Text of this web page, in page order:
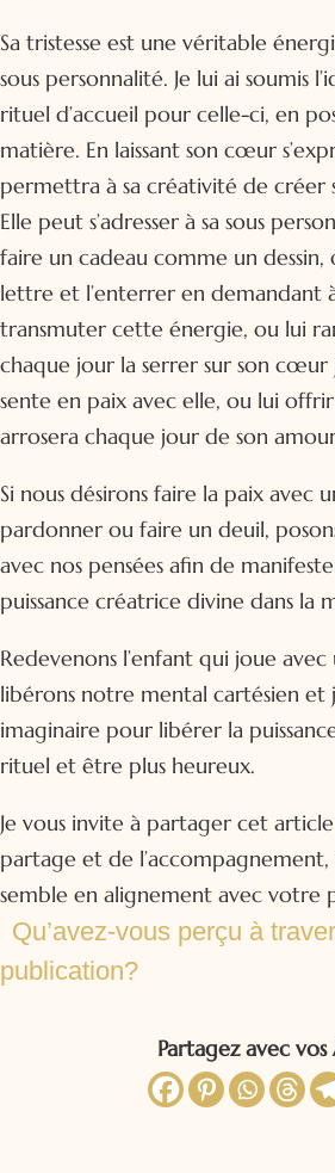
Sa tristesse est une véritable
sous personnalité. Je lui ai soumis
rituel d’accueil pour celle-ci, en
matière. En laissant son cœur
permettra à sa créativité de créer
Elle peut s’adresser à sa sous
faire un cadeau comme un
lettre et l’enterrer en demandant
transmuter cette énergie, ou lui
chaque jour la serrer sur son cœur
sente en paix avec elle, ou lui
arrosera chaque jour de son
Si nous désirons faire la paix avec
pardonner ou faire un deuil,
avec nos pensées afin de
puissance créatrice divine dans la
Redevenons l’enfant qui joue
libérons notre mental cartésien et
imaginaire pour libérer la
rituel et être plus heureux.
Je vous invite à partager cet article
partage et de l’accompagnement,
semble en alignement avec votre
Qu’avez-vous perçu à
publication?
Partagez avec vos